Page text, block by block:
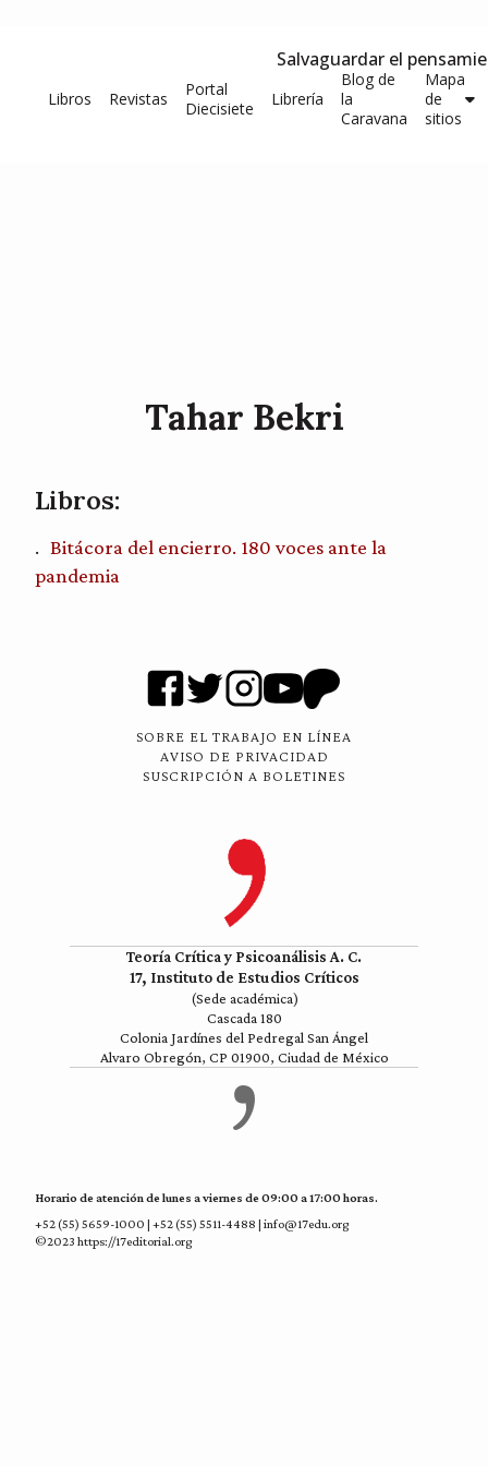
Salvaguardar el
Libros Revistas
Portal
Diecisiete
Librería
Blog de
la
Caravana
Mapa
de
sitios
Tahar Bekri
Libros:
Bitácora del encierro. 180 voces ante la
pandemia
SOBRE EL TRABAJO EN LÍNEA
AVISO DE PRIVACIDAD
SUSCRIPCIÓN A BOLETINES
Teoría Crítica y Psicoanálisis A. C.
17, Instituto de Estudios Críticos
(Sede académica)
Cascada 180
Colonia Jardínes del Pedregal San Ángel
Alvaro Obregón, CP 01900, Ciudad de México
Horario de atención de lunes a viernes de 09:00 a 17:00 horas.
+52 (55) 5659-1000 | +52 (55) 5511-4488 | info@17edu.org
©2023 https://17editorial.org